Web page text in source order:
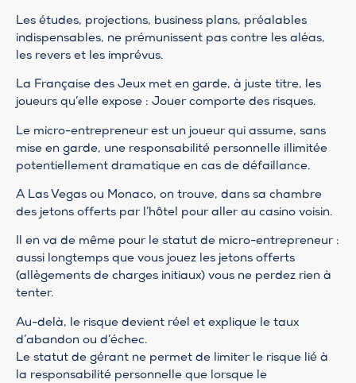
Les études, projections, business plans, préalables
indispensables, ne prémunissent pas contre les aléas,
les revers et les imprévus.
La Française des Jeux met en garde, à juste titre, les
joueurs qu’elle expose : Jouer comporte des risques.
Le micro-entrepreneur est un joueur qui assume, sans
mise en garde, une responsabilité personnelle illimitée
potentiellement dramatique en cas de défaillance.
A Las Vegas ou Monaco, on trouve, dans sa chambre
des jetons offerts par l’hôtel pour aller au casino voisin.
Il en va de même pour le statut de micro-entrepreneur :
aussi longtemps que vous jouez les jetons offerts
(allègements de charges initiaux) vous ne perdez rien à
tenter.
Au-delà, le risque devient réel et explique le taux
d’abandon ou d’échec.
Le statut de gérant ne permet de limiter le risque lié à
la responsabilité personnelle que lorsque le